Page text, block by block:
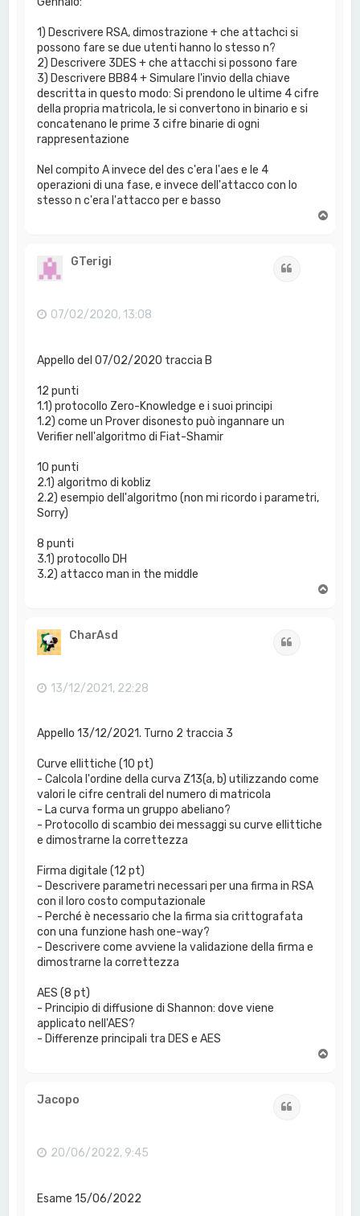
1) Descrivere RSA, dimostrazione + che attachci si
possono fare se due utenti hanno lo stesso n?
2) Descrivere 3DES + che attacchi si possono fare
3) Descrivere BB84 + Simulare l'invio della chiave
descritta in questo modo: Si prendono le ultime 4 cifre
della propria matricola, le si convertono in binario e si
concatenano le prime 3 cifre binarie di ogni
rappresentazione
Nel compito A invece del des c'era l'aes e le 4
operazioni di una fase, e invece dell'attacco con lo
stesso n c'era l'attacco per e basso
GTerigi
07/02/2020, 13:08
Appello del 07/02/2020 traccia B
12 punti
1.1) protocollo Zero-Knowledge e i suoi principi
1.2) come un Prover disonesto può ingannare un
Verifier nell'algoritmo di Fiat-Shamir
10 punti
2.1) algoritmo di kobliz
2.2) esempio dell'algoritmo (non mi ricordo i parametri,
Sorry)
8 punti
3.1) protocollo DH
3.2) attacco man in the middle
CharAsd
13/12/2021, 22:28
Appello 13/12/2021. Turno 2 traccia 3
Curve ellittiche (10 pt)
- Calcola l'ordine della curva Z13(a, b) utilizzando come
valori le cifre centrali del numero di matricola
- La curva forma un gruppo abeliano?
- Protocollo di scambio dei messaggi su curve ellittiche
e dimostrarne la correttezza
Firma digitale (12 pt)
- Descrivere parametri necessari per una firma in RSA
con il loro costo computazionale
- Perché è necessario che la firma sia crittografata
con una funzione hash one-way?
- Descrivere come avviene la validazione della firma e
dimostrarne la correttezza
AES (8 pt)
- Principio di diffusione di Shannon: dove viene
applicato nell'AES?
- Differenze principali tra DES e AES
Jacopo
20/06/2022, 9:45
Esame 15/06/2022